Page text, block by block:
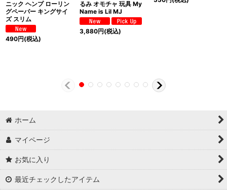
ニック ヘンプ ローリン
グペーパー キングサイ
ズ スリム
490円(税込)
るみ オモチャ 玩具 My
Name is Lil MJ
3,880円(税込)
ホーム
マイページ
お気に入り
最近チェックしたアイテム